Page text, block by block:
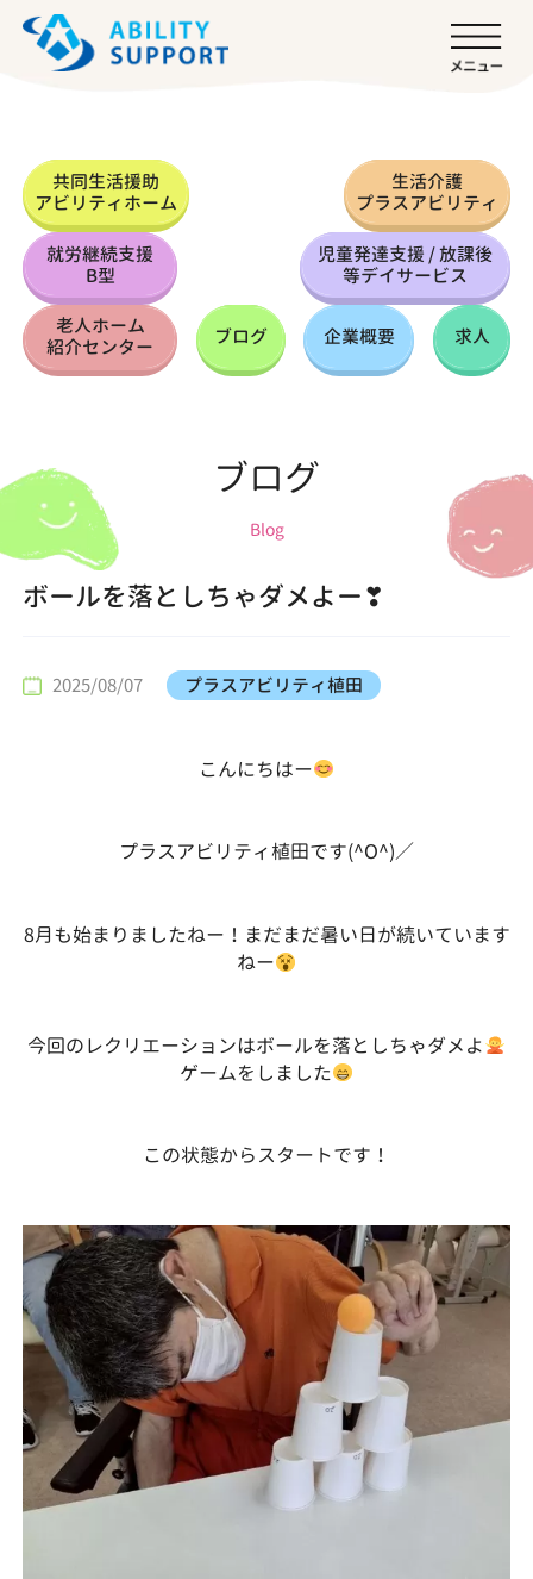
共同生活援助
アビリティホーム
生活介護
プラスアビリティ
就労継続支援
B型
児童発達支援 / 放課後
等デイサービス
老人ホーム
紹介センター
ブログ 企業概要 求人
ブログ
Blog
ボールを落としちゃダメよー❣
2025/08/07 プラスアビリティ植田
こんにちはー
プラスアビリティ植田です(^O^)／
8月も始まりましたねー！まだまだ暑い日が続いています
ねー
今回のレクリエーションはボールを落としちゃダメよ
ゲームをしました
この状態からスタートです！